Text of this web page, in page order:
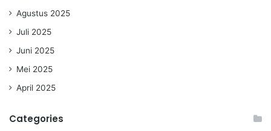
Agustus 2025
Juli 2025
Juni 2025
Mei 2025
April 2025
Categories